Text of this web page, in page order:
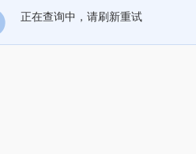
正在查询中，请刷新重试